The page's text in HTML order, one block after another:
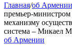
Главная/об Армении
премьер-министром
механизму
система – Микаел
об Армении